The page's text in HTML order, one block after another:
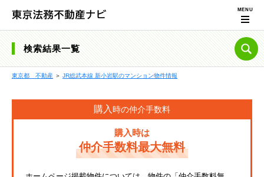
検索結果一覧
東京都 不動産 ＞ JR総武本線 新小岩駅のマンション物件情報
購入時の仲介手数料
購入時は
仲介手数料最大無料